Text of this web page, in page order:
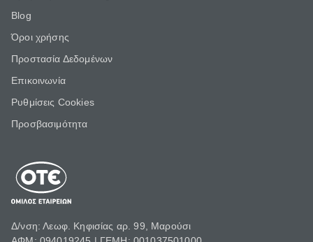
Blog
Όροι χρήσης
Προστασία Δεδομένων
Επικοινωνία
Ρυθμίσεις Cookies
Προσβασιμότητα
Δ/νση: Λεωφ. Κηφισίας αρ. 99, Μαρούσι